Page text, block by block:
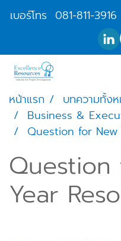
เบอร์โทร 081-811-3916
หน้าแรก บทความทั้ง
Business &
Question for
Year